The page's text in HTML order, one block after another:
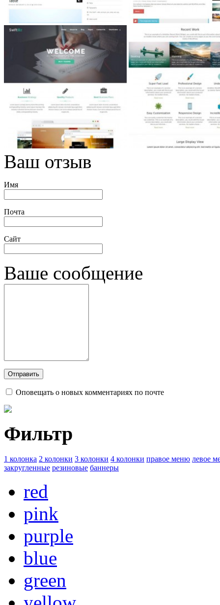
Ваш отзыв
Имя
Почта
Сайт
Ваше сообщение
Оповещать о новых комментариях по почте
Фильтр
1 колонка 2 колонки 3 колонки 4 колонки правое меню левое
закругленные резиновые баннеры
red
pink
purple
blue
green